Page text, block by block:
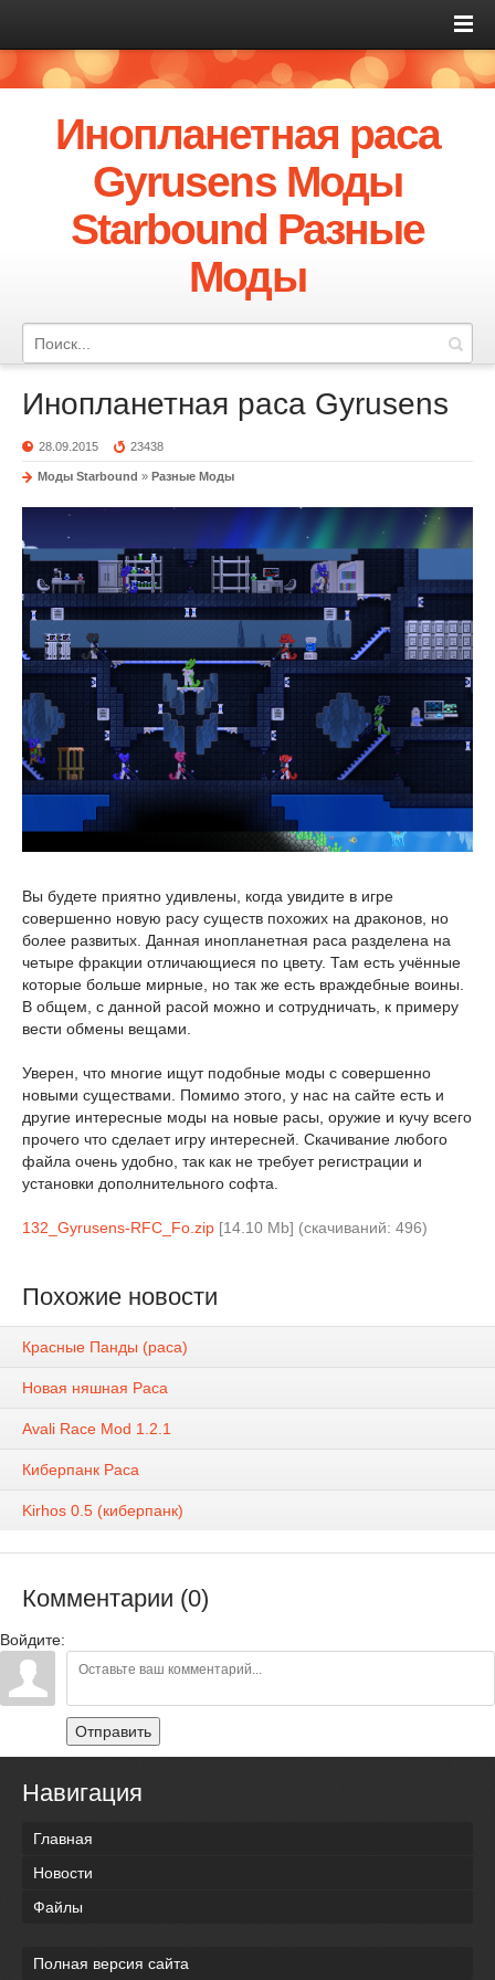
Инопланетная раса
Gyrusens Моды
Starbound Разные
Моды
Инопланетная раса Gyrusens
28.09.2015 23438
Моды Starbound » Разные Моды
Вы будете приятно удивлены, когда увидите в игре
совершенно новую расу существ похожих на драконов, но
более развитых. Данная инопланетная раса разделена на
четыре фракции отличающиеся по цвету. Там есть учённые
которые больше мирные, но так же есть враждебные воины.
В общем, с данной расой можно и сотрудничать, к примеру
вести обмены вещами.
Уверен, что многие ищут подобные моды с совершенно
новыми существами. Помимо этого, у нас на сайте есть и
другие интересные моды на новые расы, оружие и кучу всего
прочего что сделает игру интересней. Скачивание любого
файла очень удобно, так как не требует регистрации и
установки дополнительного софта.
132_Gyrusens-RFC_Fo.zip [14.10 Mb] (cкачиваний: 496)
Похожие новости
Красные Панды (раса)
Новая няшная Раса
Avali Race Mod 1.2.1
Киберпанк Раса
Kirhos 0.5 (киберпанк)
Комментарии (0)
Войдите:
Отправить
Навигация
Главная
Новости
Файлы
Полная версия сайта